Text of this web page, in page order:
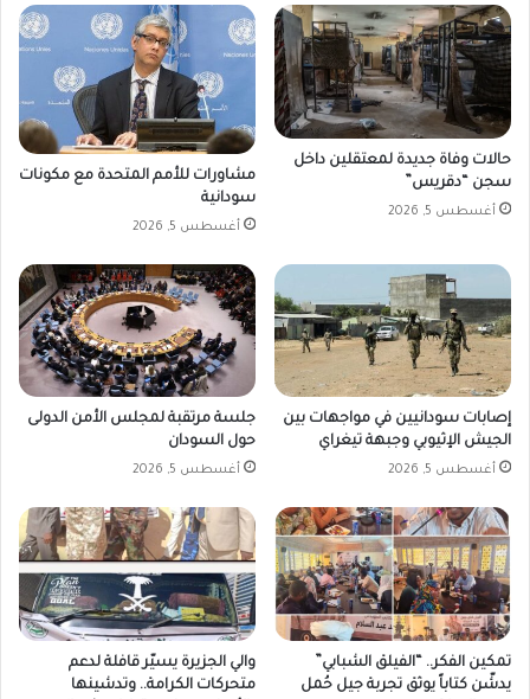
حالات وفاة جديدة لمعتقلين داخل
سجن “دقريس”
أغسطس 5, 2026
مشاورات للأمم المتحدة مع مكونات
سودانية
أغسطس 5, 2026
إصابات سودانيين في مواجهات بين
الجيش الإثيوبي وجبهة تيغراي
أغسطس 5, 2026
جلسة مرتقبة لمجلس الأمن الدولى
حول السودان
أغسطس 5, 2026
تمكين الفكر.. “الفيلق الشبابي”
يدشّن كتاباً يوثق تجربة جيل حُمل
والي الجزيرة يسيّر قافلة لدعم
متحركات الكرامة.. وتدشينها